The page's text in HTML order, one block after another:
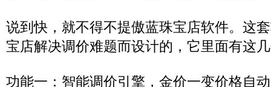
说到快，就不得不提傲蓝珠宝店软件。这
宝店解决调价难题而设计的，它里面有这
功能一：智能调价引擎，金价一变价格自